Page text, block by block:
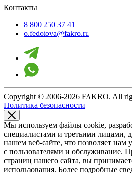
Контакты
8 800 250 37 41
o.fedotova@fakro.ru
Copyright © 2006-2026 FAKRO. All
Политика безопасности
Мы используем файлы cookie,
специалистами и третьими лицами,
нашем веб-сайте, что позволяет нам
с пользователями и обслуживание.
страниц нашего сайта, вы
использования. Более подробные